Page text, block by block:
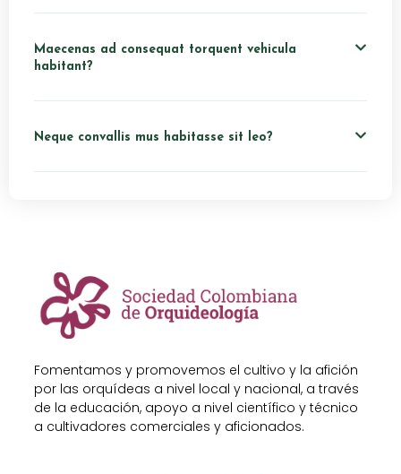
Maecenas ad consequat torquent vehicula
habitant?
Neque convallis mus habitasse sit leo?
Fomentamos y promovemos el cultivo y la afición
por las orquídeas a nivel local y nacional, a través
de la educación, apoyo a nivel científico y técnico
a cultivadores comerciales y aficionados.